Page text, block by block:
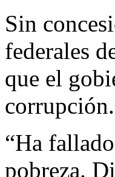
Sin
federales
que el
corrupción.
“Ha
pobreza.